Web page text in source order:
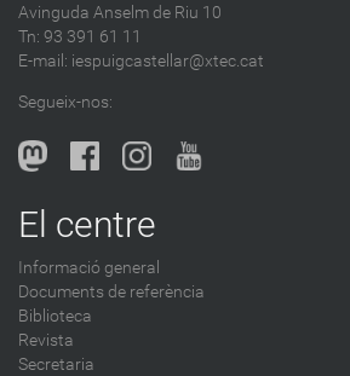
Avinguda Anselm de Riu 10
Tn: 93 391 61 11
E-mail: iespuigcastellar@xtec.cat
Segueix-nos:
El centre
Informació general
Documents de referència
Biblioteca
Revista
Secretaria